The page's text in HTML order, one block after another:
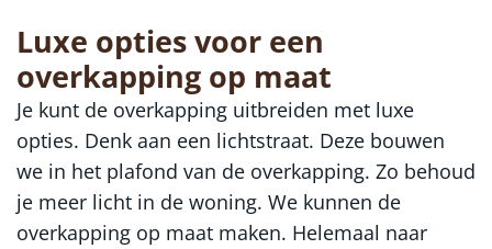
Luxe opties voor een
overkapping op maat
Je kunt de overkapping uitbreiden met luxe
opties. Denk aan een lichtstraat. Deze bouwen
we in het plafond van de overkapping. Zo behoud
je meer licht in de woning. We kunnen de
overkapping op maat maken. Helemaal naar